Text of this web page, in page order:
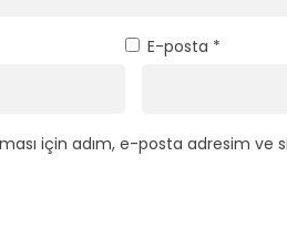
E-posta *
için adım, e-posta adresim ve